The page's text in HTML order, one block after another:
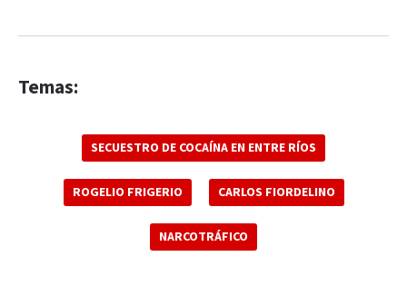
Temas:
SECUESTRO DE COCAÍNA EN ENTRE RÍOS
ROGELIO FRIGERIO CARLOS FIORDELINO
NARCOTRÁFICO